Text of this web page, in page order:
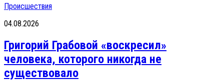
Происшествия
04.08.2026
Григорий Грабовой «воскресил»
человека, которого никогда не
существовало